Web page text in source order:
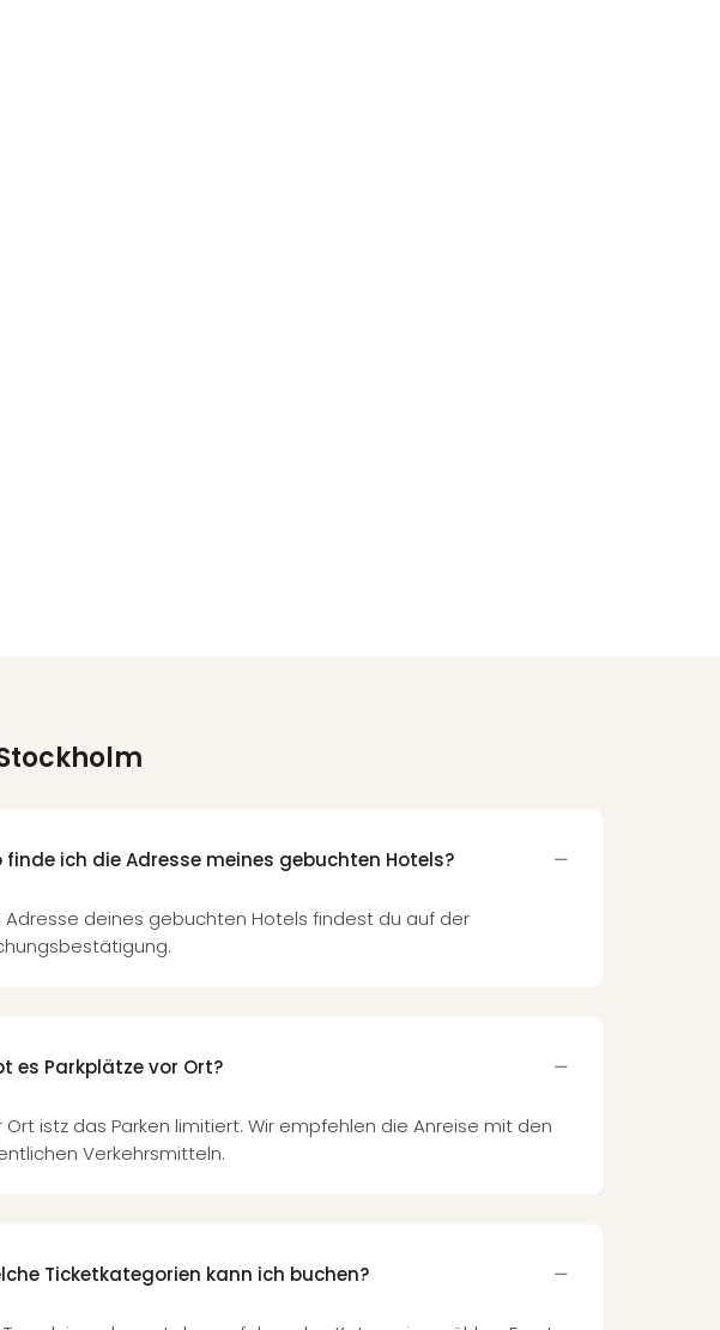
finde ich die Adresse meines gebuchten Hotels?
Adresse deines gebuchten Hotels findest du auf der
es Parkplätze vor Ort?
Ort istz das Parken limitiert. Wir empfehlen die Anreise mit den
Verkehrsmitteln.
Ticketkategorien kann ich buchen?